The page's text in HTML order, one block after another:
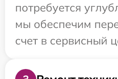
потребуется
мы обеспечим
счет в сервисный